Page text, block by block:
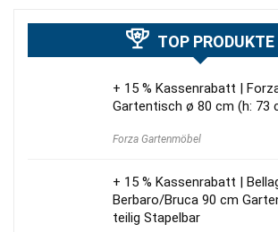
TOP PRODUKTE
+ 15 % Kassenrabatt |
Gartentisch ø 80 cm (h: 73
Forza Gartenmöbel
+ 15 % Kassenrabatt |
Berbaro/Bruca 90 cm
teilig Stapelbar